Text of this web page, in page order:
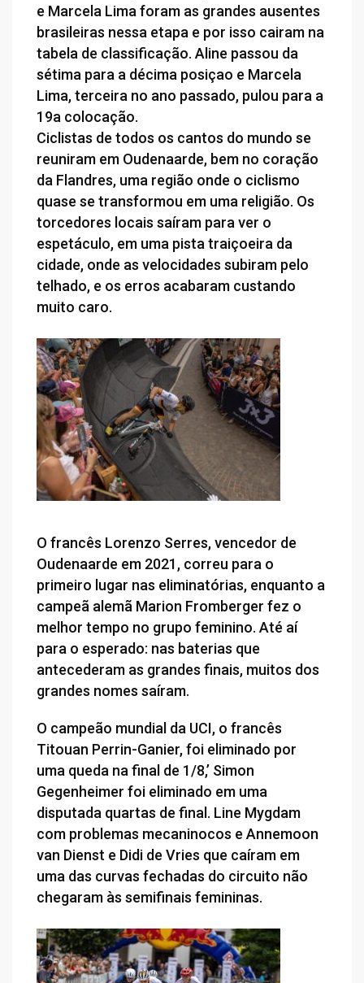
e Marcela Lima foram as grandes ausentes
brasileiras nessa etapa e por isso cairam na
tabela de classificação. Aline passou da
sétima para a décima posiçao e Marcela
Lima, terceira no ano passado, pulou para a
19a colocação.
Ciclistas de todos os cantos do mundo se
reuniram em Oudenaarde, bem no coração
da Flandres, uma região onde o ciclismo
quase se transformou em uma religião. Os
torcedores locais saíram para ver o
espetáculo, em uma pista traiçoeira da
cidade, onde as velocidades subiram pelo
telhado, e os erros acabaram custando
muito caro.
O francês Lorenzo Serres, vencedor de
Oudenaarde em 2021, correu para o
primeiro lugar nas eliminatórias, enquanto a
campeã alemã Marion Fromberger fez o
melhor tempo no grupo feminino. Até aí
para o esperado: nas baterias que
antecederam as grandes finais, muitos dos
grandes nomes saíram.
O campeão mundial da UCI, o francês
Titouan Perrin-Ganier, foi eliminado por
uma queda na final de 1/8,’ Simon
Gegenheimer foi eliminado em uma
disputada quartas de final. Line Mygdam
com problemas mecaninocos e Annemoon
van Dienst e Didi de Vries que caíram em
uma das curvas fechadas do circuito não
chegaram às semifinais femininas.